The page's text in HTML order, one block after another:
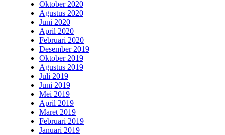
Oktober 2020
Agustus 2020
Juni 2020
April 2020
Februari 2020
Desember 2019
Oktober 2019
Agustus 2019
Juli 2019
Juni 2019
Mei 2019
April 2019
Maret 2019
Februari 2019
Januari 2019